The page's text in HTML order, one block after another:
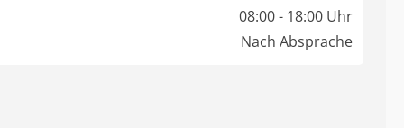
08:00 - 18:00 Uhr
Nach Absprache